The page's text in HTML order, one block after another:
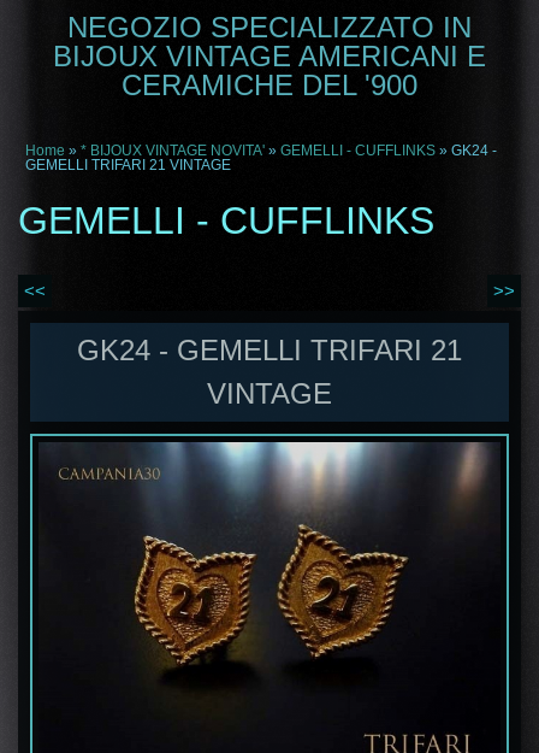
NEGOZIO SPECIALIZZATO IN
BIJOUX VINTAGE AMERICANI E
CERAMICHE DEL '900
Home » * BIJOUX VINTAGE NOVITA' » GEMELLI - CUFFLINKS » GK24 -
GEMELLI TRIFARI 21 VINTAGE
GEMELLI - CUFFLINKS
<< >>
GK24 - GEMELLI TRIFARI 21
VINTAGE